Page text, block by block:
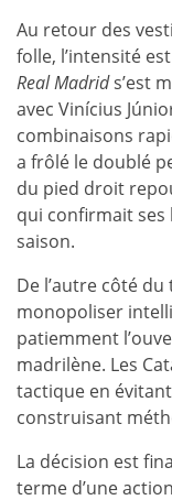
Au retour des
folle, l’intensité
Real Madrids’est
avec Vinícius
combinaisons
a frôlé le doublé
du pied droit
qui confirmait
saison.
De l’autre côté
monopoliser
patiemment
madrilène. Les
tactique en
construisant
La décision est
terme d’une